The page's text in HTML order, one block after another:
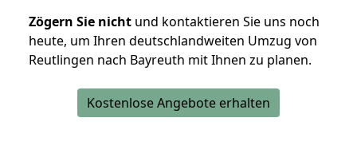
Zögern Sie nicht und kontaktieren Sie uns noch
heute, um Ihren deutschlandweiten Umzug von
Reutlingen nach Bayreuth mit Ihnen zu planen.
Kostenlose Angebote erhalten